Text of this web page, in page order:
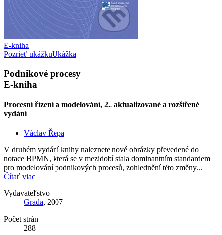
E-kniha
Pozrieť ukážkuUkážka
Podnikové procesy
E-kniha
Procesní řízení a modelování, 2., aktualizované a rozšířené
vydání
Václav Řepa
V druhém vydání knihy naleznete nové obrázky převedené do
notace BPMN, která se v mezidobí stala dominantním standardem
pro modelování podnikových procesů, zohlednění této změny...
Čítať viac
Vydavateľstvo
Grada, 2007
Počet strán
288